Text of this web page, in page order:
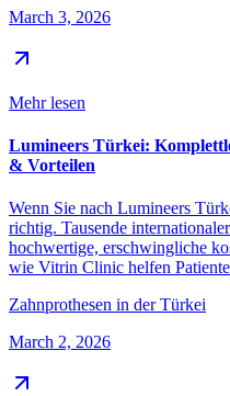
March 3, 2026
Mehr lesen
Lumineers Türkei:
& Vorteilen
Wenn Sie nach Lumineers
richtig. Tausende
hochwertige, erschwingliche
wie Vitrin Clinic helfen
Zahnprothesen in der Türkei
March 2, 2026